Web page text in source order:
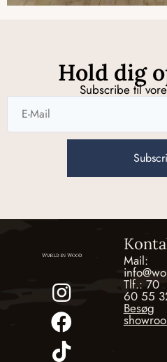
Hold dig
Subscribe til
Mail:
Tlf.: 70
60 55
Besøg